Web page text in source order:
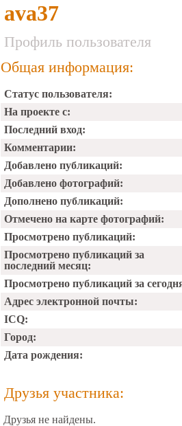
ava37
Профиль пользователя
Общая информация:
Статус пользователя:
На проекте с:
Последний вход:
Комментарии:
Добавлено публикаций:
Добавлено фотографий:
Дополнено публикаций:
Отмечено на карте фотографий:
Просмотрено публикаций:
Просмотрено публикаций за
последний месяц:
Просмотрено публикаций за
Адрес электронной почты:
ICQ:
Город:
Дата рождения:
Друзья участника:
Друзья не найдены.